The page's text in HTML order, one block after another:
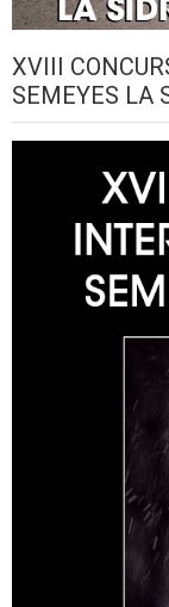
XVIII
SEMEYES LA